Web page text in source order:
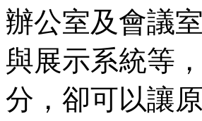
辦公室及會議
與展示系統等
分，卻可以讓